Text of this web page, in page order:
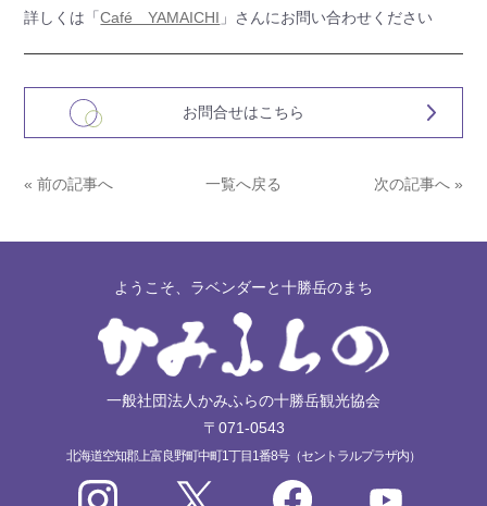
詳しくは「Café YAMAICHI 」さんにお問い合わせください
お問合せはこちら
« 前の記事へ 一覧へ戻る 次の記事へ »
ようこそ、ラベンダーと十勝岳のまち
一般社団法人かみふらの十勝岳観光協会
〒071-0543
北海道空知郡上富良野町中町1丁目1番8号（セントラルプラザ内）